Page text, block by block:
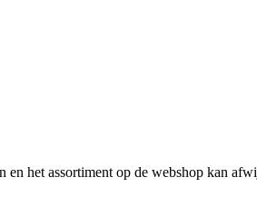
het assortiment op de webshop kan